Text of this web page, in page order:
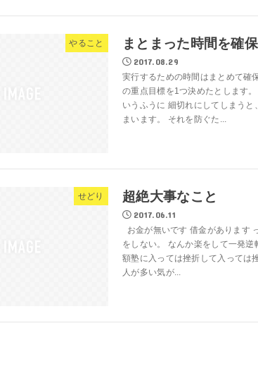
やること まとまった時間を確
2017.08.29
実行するための時間はまとめて確
の重点目標を1つ決めたとします
いうふうに 細切れにしてしまうと
まいます。 それを防ぐた...
せどり 超絶大事なこと
2017.06.11
お金が無いです 借金があります
をしない。 なんか楽をして一発
額塾に入っては挫折して入っては
人が多い気が...